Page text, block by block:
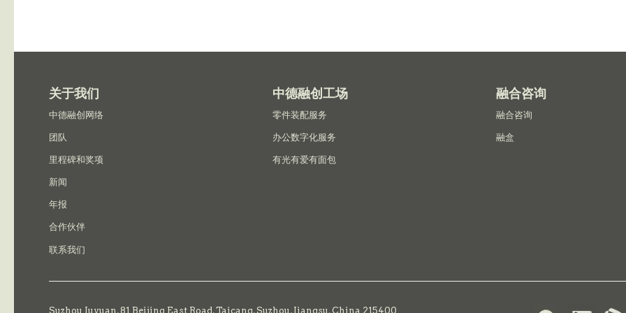
关于我们
中德融创网络
团队
里程碑和奖项
新闻
年报
合作伙伴
联系我们
中德融创工场
零件装配服务
办公数字化服务
有光有爱有面包
融合咨询
融合咨询
融盒
Suzhou Juyuan, 81 Beijing East Road,Taicang,Suzhou, Jiangsu, China 215400